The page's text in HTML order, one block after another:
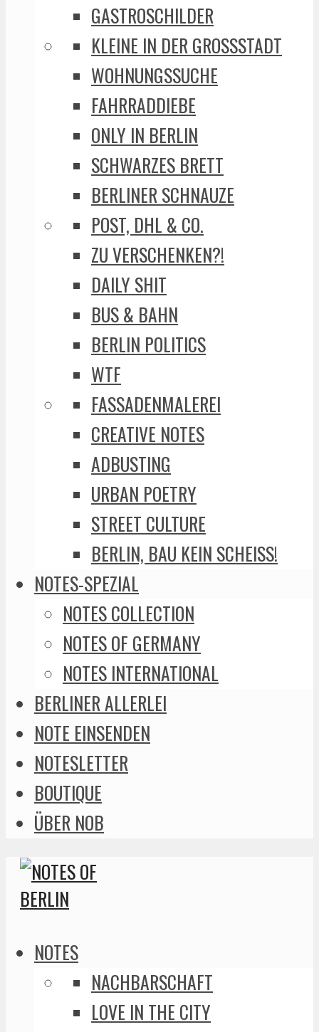
GASTROSCHILDER
KLEINE IN DER GROSSSTADT
WOHNUNGSSUCHE
FAHRRADDIEBE
ONLY IN BERLIN
SCHWARZES BRETT
BERLINER SCHNAUZE
POST, DHL & CO.
ZU VERSCHENKEN?!
DAILY SHIT
BUS & BAHN
BERLIN POLITICS
WTF
FASSADENMALEREI
CREATIVE NOTES
ADBUSTING
URBAN POETRY
STREET CULTURE
BERLIN, BAU KEIN SCHEISS!
NOTES-SPEZIAL
NOTES COLLECTION
NOTES OF GERMANY
NOTES INTERNATIONAL
BERLINER ALLERLEI
NOTE EINSENDEN
NOTESLETTER
BOUTIQUE
ÜBER NOB
NOTES
NACHBARSCHAFT
LOVE IN THE CITY